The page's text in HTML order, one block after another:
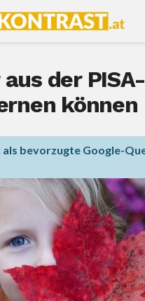
der PISA-
können
bevorzugte Google-